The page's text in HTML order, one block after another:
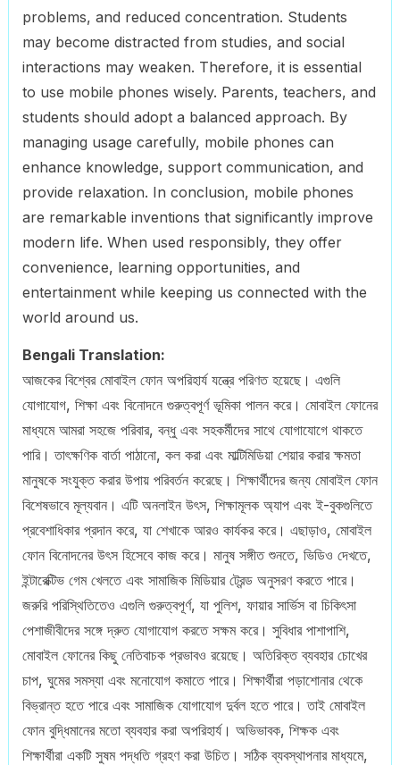
problems, and reduced concentration. Students
may become distracted from studies, and social
interactions may weaken. Therefore, it is essential
to use mobile phones wisely. Parents, teachers, and
students should adopt a balanced approach. By
managing usage carefully, mobile phones can
enhance knowledge, support communication, and
provide relaxation. In conclusion, mobile phones
are remarkable inventions that significantly improve
modern life. When used responsibly, they offer
convenience, learning opportunities, and
entertainment while keeping us connected with the
world around us.
Bengali Translation:
আজকের বিশ্বের মোবাইল ফোন অপরিহার্য যন্ত্রে পরিণত হয়েছে। এগুলি
যোগাযোগ, শিক্ষা এবং বিনোদনে গুরুত্বপূর্ণ ভূমিকা পালন করে। মোবাইল ফোনের
মাধ্যমে আমরা সহজে পরিবার, বন্ধু এবং সহকর্মীদের সাথে যোগাযোগে থাকতে
পারি। তাৎক্ষণিক বার্তা পাঠানো, কল করা এবং মাল্টিমিডিয়া শেয়ার করার ক্ষমতা
মানুষকে সংযুক্ত করার উপায় পরিবর্তন করেছে। শিক্ষার্থীদের জন্য মোবাইল ফোন
বিশেষভাবে মূল্যবান। এটি অনলাইন উৎস, শিক্ষামূলক অ্যাপ এবং ই-বুকগুলিতে
প্রবেশাধিকার প্রদান করে, যা শেখাকে আরও কার্যকর করে। এছাড়াও, মোবাইল
ফোন বিনোদনের উৎস হিসেবে কাজ করে। মানুষ সঙ্গীত শুনতে, ভিডিও দেখতে,
ইন্টারেক্টিভ গেম খেলতে এবং সামাজিক মিডিয়ার ট্রেন্ড অনুসরণ করতে পারে।
জরুরি পরিস্থিতিতেও এগুলি গুরুত্বপূর্ণ, যা পুলিশ, ফায়ার সার্ভিস বা চিকিৎসা
পেশাজীবীদের সঙ্গে দ্রুত যোগাযোগ করতে সক্ষম করে। সুবিধার পাশাপাশি,
মোবাইল ফোনের কিছু নেতিবাচক প্রভাবও রয়েছে। অতিরিক্ত ব্যবহার চোখের
চাপ, ঘুমের সমস্যা এবং মনোযোগ কমাতে পারে। শিক্ষার্থীরা পড়াশোনার থেকে
বিভ্রান্ত হতে পারে এবং সামাজিক যোগাযোগ দুর্বল হতে পারে। তাই মোবাইল
ফোন বুদ্ধিমানের মতো ব্যবহার করা অপরিহার্য। অভিভাবক, শিক্ষক এবং
শিক্ষার্থীরা একটি সুষম পদ্ধতি গ্রহণ করা উচিত। সঠিক ব্যবস্থাপনার মাধ্যমে,